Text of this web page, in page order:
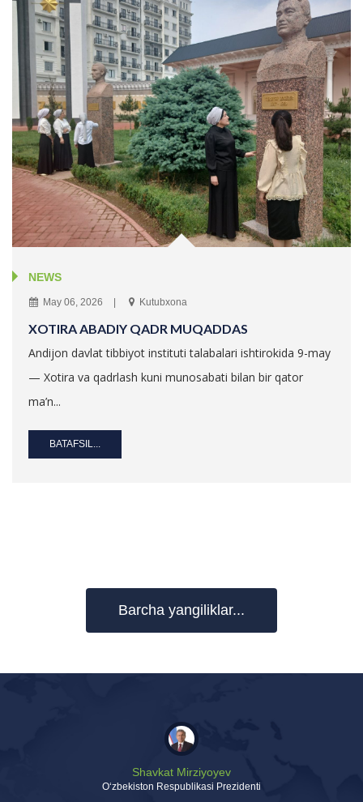
NEWS
May 06, 2026 Kutubxona
XOTIRA ABADIY QADR MUQADDAS
Andijon davlat tibbiyot instituti talabalari ishtirokida 9-may
— Xotira va qadrlash kuni munosabati bilan bir qator
ma’n...
BATAFSIL...
Barcha yangiliklar...
Shavkat Mirziyoyev
Oʻzbekiston Respublikasi Prezidenti